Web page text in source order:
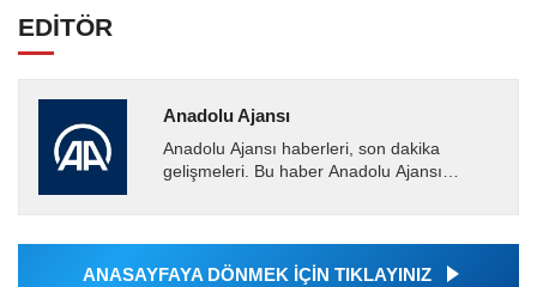
EDİTÖR
Anadolu Ajansı
Anadolu Ajansı haberleri, son dakika
gelişmeleri. Bu haber Anadolu Ajansı
tarafından geçilen tüm...
ANASAYFAYA DÖNMEK İÇİN TIKLAYINIZ